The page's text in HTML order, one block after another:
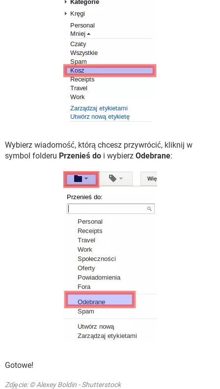
Wybierz wiadomość, którą chcesz przywrócić, kliknij w
symbol folderu Przenieś do i wybierz Odebrane:
Gotowe!
Zdjęcie: © Alexey Boldin - Shutterstock